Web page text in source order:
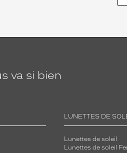
va si bien
LUNETTES DE
Lunettes de soleil
Lunettes de soleil